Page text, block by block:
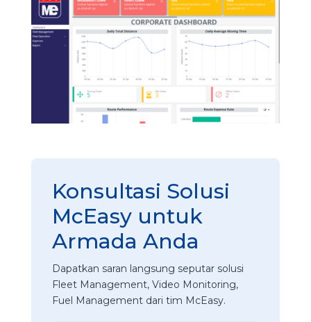
Konsultasi Solusi
McEasy untuk
Armada Anda
Dapatkan saran langsung seputar solusi
Fleet Management, Video Monitoring,
Fuel Management dari tim McEasy.